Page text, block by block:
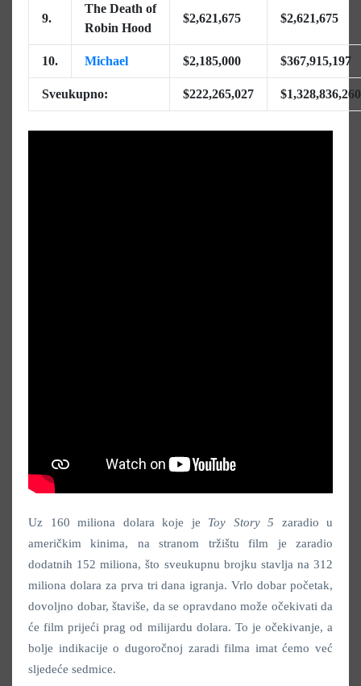
9.
The Death of
Robin Hood
$2,621,675 $2,621,675
10. Michael $2,185,000 $367,915,197
Sveukupno: $222,265,027 $1,328,836,260
Uz 160 miliona dolara koje je Toy Story 5 zaradio u
američkim kinima, na stranom tržištu film je zaradio
dodatnih 152 miliona, što sveukupnu brojku stavlja na 312
miliona dolara za prva tri dana igranja. Vrlo dobar početak,
dovoljno dobar, štaviše, da se opravdano može očekivati da
će film prijeći prag od milijardu dolara. To je očekivanje, a
bolje indikacije o dugoročnoj zaradi filma imat ćemo već
sljedeće sedmice.